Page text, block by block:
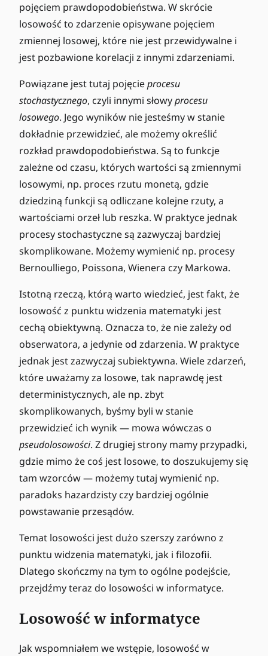
pojęciem prawdopodobieństwa. W skrócie
losowość to zdarzenie opisywane pojęciem
zmiennej losowej, które nie jest przewidywalne i
jest pozbawione korelacji z innymi zdarzeniami.
Powiązane jest tutaj pojęcieprocesu
stochastycznego, czyli innymi słowyprocesu
losowego. Jego wyników nie jesteśmy w stanie
dokładnie przewidzieć, ale możemy określić
rozkład prawdopodobieństwa. Są to funkcje
zależne od czasu, których wartości są zmiennymi
losowymi, np. proces rzutu monetą, gdzie
dziedziną funkcji są odliczane kolejne rzuty, a
wartościami orzeł lub reszka. W praktyce jednak
procesy stochastyczne są zazwyczaj bardziej
skomplikowane. Możemy wymienić np. procesy
Bernoulliego, Poissona, Wienera czy Markowa.
Istotną rzeczą, którą warto wiedzieć, jest fakt, że
losowość z punktu widzenia matematyki jest
cechą obiektywną. Oznacza to, że nie zależy od
obserwatora, a jedynie od zdarzenia. W praktyce
jednak jest zazwyczaj subiektywna. Wiele zdarzeń,
które uważamy za losowe, tak naprawdę jest
deterministycznych, ale np. zbyt
skomplikowanych, byśmy byli w stanie
przewidzieć ich wynik — mowa wówczas o
pseudolosowości. Z drugiej strony mamy przypadki,
gdzie mimo że coś jest losowe, to doszukujemy się
tam wzorców — możemy tutaj wymienić np.
paradoks hazardzisty czy bardziej ogólnie
powstawanie przesądów.
Temat losowości jest dużo szerszy zarówno z
punktu widzenia matematyki, jak i filozofii.
Dlatego skończmy na tym to ogólne podejście,
przejdźmy teraz do losowości w informatyce.
Losowość w informatyce
Jak wspomniałem we wstępie, losowość w